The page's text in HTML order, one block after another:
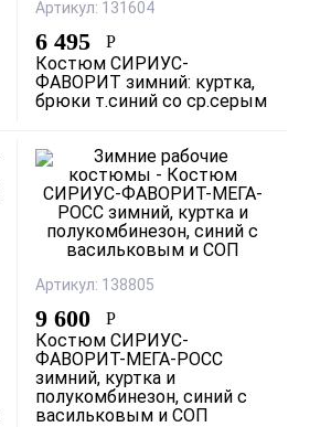
Артикул: 131604
6 495 Р
Костюм СИРИУС-
ФАВОРИТ зимний: куртка,
брюки т.синий со ср.серым
Артикул: 138805
9 600 Р
Костюм СИРИУС-
ФАВОРИТ-МЕГА-РОСС
зимний, куртка и
полукомбинезон, синий с
васильковым и СОП